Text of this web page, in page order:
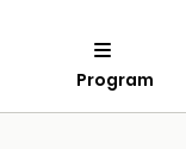
Program